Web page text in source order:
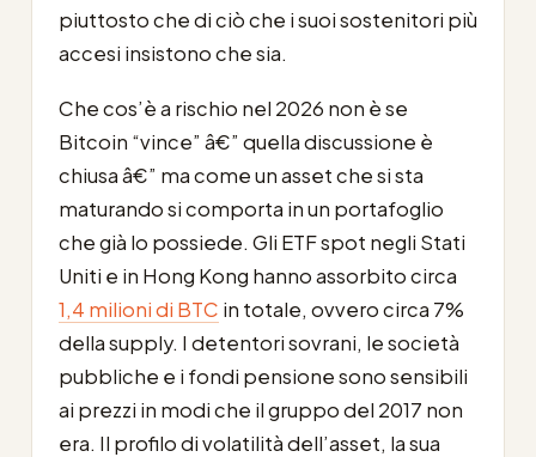
piuttosto che di ciò che i suoi sostenitori più
accesi insistono che sia.
Che cos’è a rischio nel 2026 non è se
Bitcoin “vince” â€” quella discussione è
chiusa â€” ma come un asset che si sta
maturando si comporta in un portafoglio
che già lo possiede. Gli ETF spot negli Stati
Uniti e in Hong Kong hanno assorbito circa
1,4 milioni di BTC in totale, ovvero circa 7%
della supply. I detentori sovrani, le società
pubbliche e i fondi pensione sono sensibili
ai prezzi in modi che il gruppo del 2017 non
era. Il profilo di volatilità dell’asset, la sua